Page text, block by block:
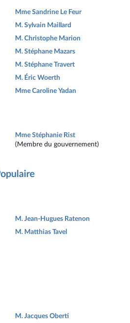
Mme Sandrine Le Feur
M. Sylvain Maillard
M. Christophe Marion
M. Stéphane Mazars
M. Stéphane Travert
M. Éric Woerth
Mme Caroline Yadan
Mme Stéphanie Rist
(Membre du gouvernement)
M. Jean-Hugues Ratenon
M. Matthias Tavel
M. Jacques Oberti